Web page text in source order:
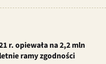
r. opiewała na 2,2 mln
ramy zgodności